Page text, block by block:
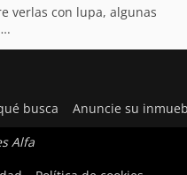
verlas con lupa, algunas
busca Anuncie su
Alfa